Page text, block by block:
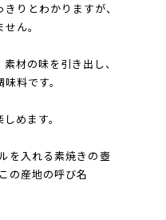
りとわかりますが、
ん。
材の味を引き出し、
料です。
めます。
を入れる素焼きの壺
の産地の呼び名